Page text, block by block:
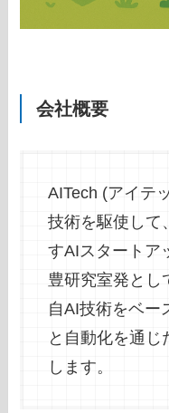
会社概要
AITech (アイテ
技術を駆使して
すAIスタートア
豊研究室発とし
自AI技術をベー
と自動化を通じ
します。